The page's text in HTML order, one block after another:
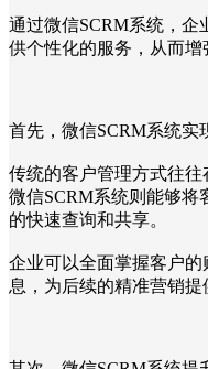
通过微信SCRM系统，企
供个性化的服务，从而增
首先，微信SCRM系统实
传统的客户管理方式往
微信SCRM系统则能够将
的快速查询和共享。
企业可以全面掌握客户
息，为后续的精准营销提